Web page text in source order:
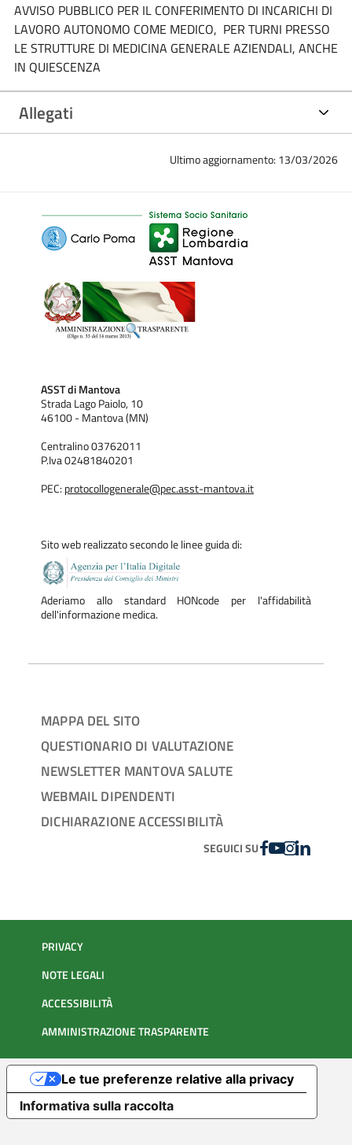
AVVISO PUBBLICO PER IL CONFERIMENTO DI INCARICHI DI
LAVORO AUTONOMO COME MEDICO, PER TURNI PRESSO
LE STRUTTURE DI MEDICINA GENERALE AZIENDALI, ANCHE
IN QUIESCENZA
Allegati
Ultimo aggiornamento: 13/03/2026
ASST di Mantova
Strada Lago Paiolo, 10
46100 - Mantova (MN)
Centralino 03762011
P.Iva 02481840201
PEC: protocollogenerale@pec.asst-mantova.it
Sito web realizzato secondo le linee guida di:
Aderiamo allo standard HONcode per l'affidabilità
dell'informazione medica.
MAPPA DEL SITO
QUESTIONARIO DI VALUTAZIONE
NEWSLETTER MANTOVA SALUTE
WEBMAIL DIPENDENTI
DICHIARAZIONE ACCESSIBILITÀ
SEGUICI SUFACEBOOK
YOUTUBE
INSTAGRAM
LINKEDIN
PRIVACY
NOTE LEGALI
ACCESSIBILITÀ
AMMINISTRAZIONE TRASPARENTE
Informativa sulla raccolta
Le tue preferenze relative alla privacy